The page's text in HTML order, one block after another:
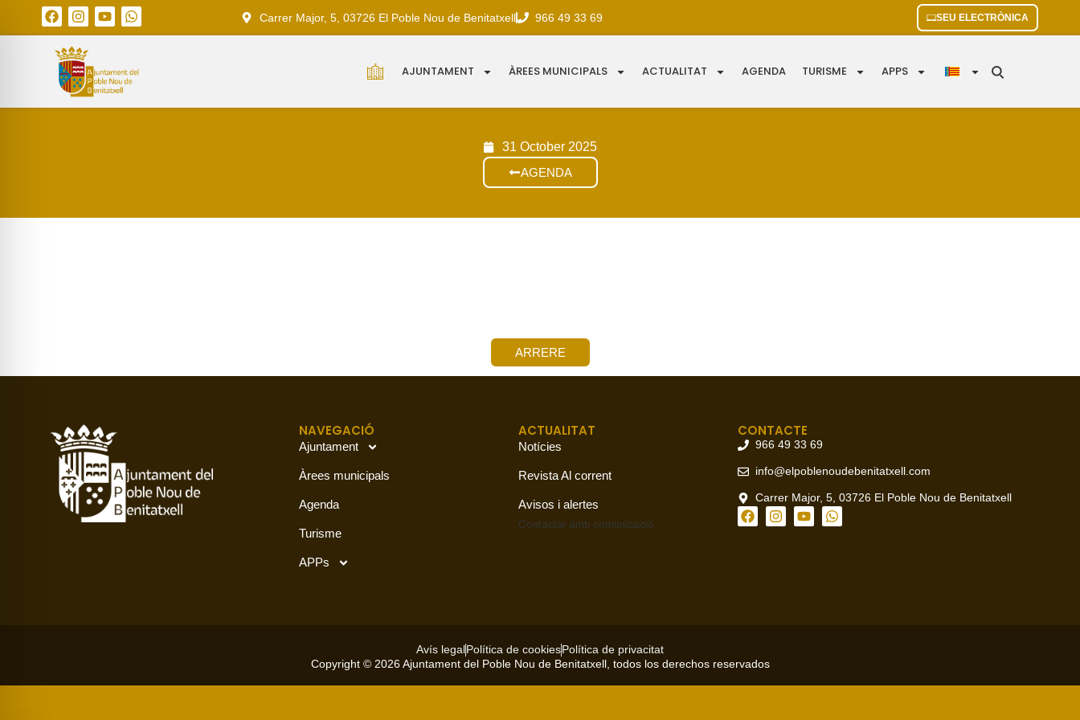
Carrer Major, 5, 03726 El Poble Nou de Benitatxell 966 49 33 69 SEU ELECTRÒNICA
AJUNTAMENT ÀREES MUNICIPALS ACTUALITAT AGENDA TURISME APPS
31 October 2025
AGENDA
ARRERE
NAVEGACIÓ
Ajuntament
Àrees municipals
Agenda
Turisme
APPs
ACTUALITAT
Notícies
Revista Al corrent
Avisos i alertes
Contactar amb comunicació
CONTACTE
966 49 33 69
info@elpoblenoudebenitatxell.com
Carrer Major, 5, 03726 El Poble Nou de Benitatxell
Avís legalPolítica de cookiesPolítica de privacitat
Copyright © 2026 Ajuntament del Poble Nou de Benitatxell, todos los derechos reservados